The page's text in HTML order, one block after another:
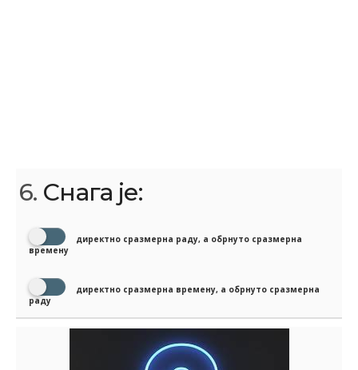
6. Снага је:
директно сразмерна раду, а обрнуто сразмерна
времену
директно сразмерна времену, а обрнуто сразмерна
раду